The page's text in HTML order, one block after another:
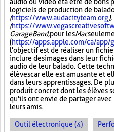
logiciels de production de
(https://www.audacityteam.org
(https://
GarageBand,pour lesMac
(https://apps.apple.com/ca/
l'objectif est de réaliser un
inclure des images dans leur
audio de leur balado. Cette
élèves car elle est amusante et
dans leurs apprentissages. De
produit concret dont les élèves
qu'ils ont envie de partager
leurs amis.
Outil électronique (4)